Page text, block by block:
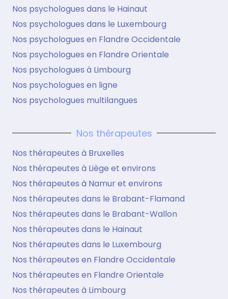
Nos psychologues dans le Hainaut
Nos psychologues dans le Luxembourg
Nos psychologues en Flandre Occidentale
Nos psychologues en Flandre Orientale
Nos psychologues à Limbourg
Nos psychologues en ligne
Nos psychologues multilangues
Nos thérapeutes
Nos thérapeutes à Bruxelles
Nos thérapeutes à Liège et environs
Nos thérapeutes à Namur et environs
Nos thérapeutes dans le Brabant-Flamand
Nos thérapeutes dans le Brabant-Wallon
Nos thérapeutes dans le Hainaut
Nos thérapeutes dans le Luxembourg
Nos thérapeutes en Flandre Occidentale
Nos thérapeutes en Flandre Orientale
Nos thérapeutes à Limbourg